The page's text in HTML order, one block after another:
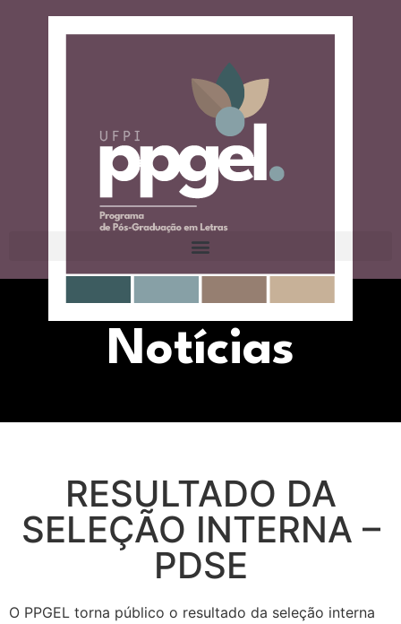
Notícias
RESULTADO DA
SELEÇÃO INTERNA –
PDSE
O PPGEL torna público o resultado da seleção interna